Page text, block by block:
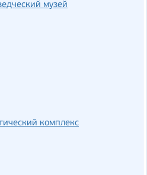
музей
комплекс